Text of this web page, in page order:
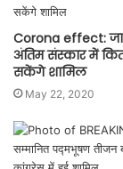
Corona effect:
अंतिम संस्कार में
सकेंगे शामिल
May 22, 2020